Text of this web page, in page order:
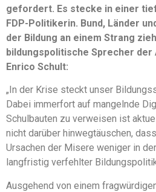
gefordert. Es stecke in einer
FDP-Politikerin. Bund, Länder
der Bildung an einem Strang
bildungspolitische Sprecher
Enrico Schult:
„In der Krise steckt unser
Dabei immerfort auf mangelnde
Schulbauten zu verweisen ist
nicht darüber hinwegtäuschen,
Ursachen der Misere weniger in
langfristig verfehlter
Ausgehend von einem